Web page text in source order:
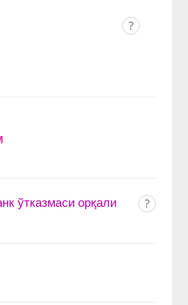
ўтказмаси орқали